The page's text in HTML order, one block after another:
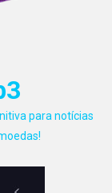
para notícias